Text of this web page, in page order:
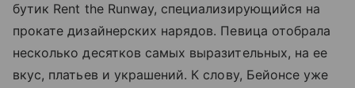
бутик Rent the Runway, специализирующийся на
прокате дизайнерских нарядов. Певица отобрала
несколько десятков самых выразительных, на ее
вкус, платьев и украшений. К слову, Бейонсе уже